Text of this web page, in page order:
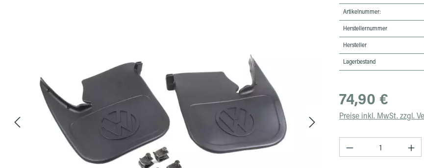
Artikelnummer:
Herstellernummer
Hersteller
Lagerbestand
Regulärer Preis:
74,90 €
Preise inkl. MwSt. zzgl.
Produkt